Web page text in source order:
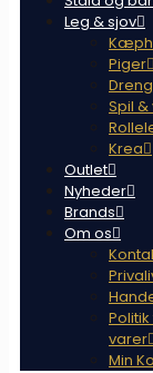
Leg & sjov
Piger
Spil
Krea
Outlet
Nyheder
Brands
Om os
varer
Min